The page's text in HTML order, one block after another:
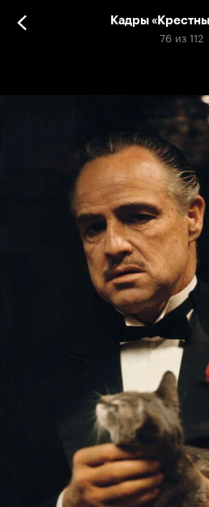
Кадры
76 из 112